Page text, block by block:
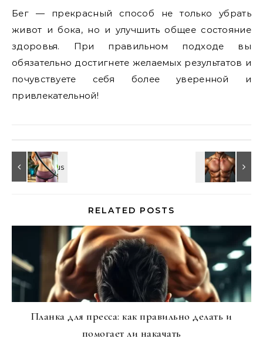
Бег — прекрасный способ не только убрать
живот и бока, но и улучшить общее состояние
здоровья. При правильном подходе вы
обязательно достигнете желаемых результатов и
почувствуете себя более уверенной и
привлекательной!
RELATED POSTS
Планка для пресса: как правильно делать и
помогает ли накачать